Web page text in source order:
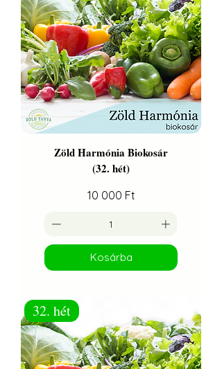
Zöld Harmónia Biokosár
(32. hét)
Ár
10 000 Ft
Kosárba
32. hét